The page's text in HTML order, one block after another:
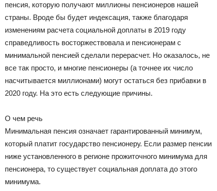
пенсия, которую получают миллионы пенсионеров нашей
страны. Вроде бы будет индексация, также благодаря
изменениям расчета социальной доплаты в 2019 году
справедливость восторжествовала и пенсионерам с
минимальной пенсией сделали перерасчет. Но оказалось, не
все так просто, и многие пенсионеры (а точнее их число
насчитывается миллионами) могут остаться без прибавки в
2020 году. На это есть следующие причины.
О чем речь
Минимальная пенсия означает гарантированный минимум,
который платит государство пенсионеру. Если размер пенсии
ниже установленного в регионе прожиточного минимума для
пенсионера, то существует социальная доплата до этого
минимума.